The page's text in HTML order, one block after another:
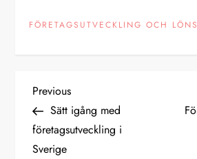
FÖRETAGSUTVECKLING OCH
P
o
Previous
Post
Previous
Sätt igång med
företagsutveckling i
Sverige